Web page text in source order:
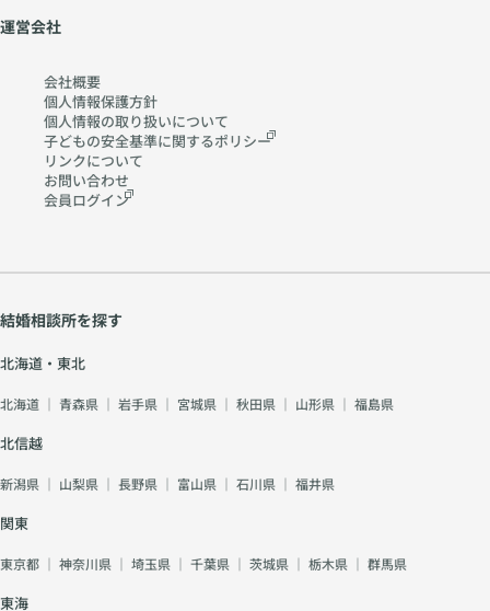
運営会社
会社概要
個人情報保護方針
個人情報の取り扱いについて
子どもの安全基準に関するポリシー
リンクについて
お問い合わせ
会員ログイン
結婚相談所を探す
北海道・東北
北海道 ｜ 青森県 ｜ 岩手県 ｜ 宮城県 ｜ 秋田県 ｜ 山形県 ｜ 福島県
北信越
新潟県 ｜ 山梨県 ｜ 長野県 ｜ 富山県 ｜ 石川県 ｜ 福井県
関東
東京都 ｜ 神奈川県 ｜ 埼玉県 ｜ 千葉県 ｜ 茨城県 ｜ 栃木県 ｜ 群馬県
東海